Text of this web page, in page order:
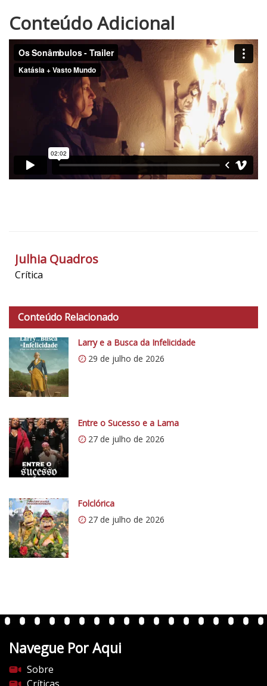
N
o
Conteúdo Adicional
Julhia Quadros
Crítica
Conteúdo Relacionado
Larry e a Busca da Infelicidade
29 de julho de 2026
Entre o Sucesso e a Lama
27 de julho de 2026
Folclórica
27 de julho de 2026
Navegue Por Aqui
Sobre